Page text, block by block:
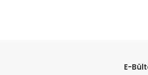
Ürün resmi kalitesiz, bozuk veya
E-